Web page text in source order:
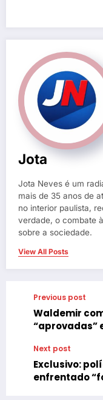
Jota
Jota Neves é um
mais de 35 anos de
no interior paulista,
verdade, o combate
sobre a sociedade.
View All Posts
Previous post
Waldemir
“aprovadas”
Next post
Exclusivo:
enfrentado